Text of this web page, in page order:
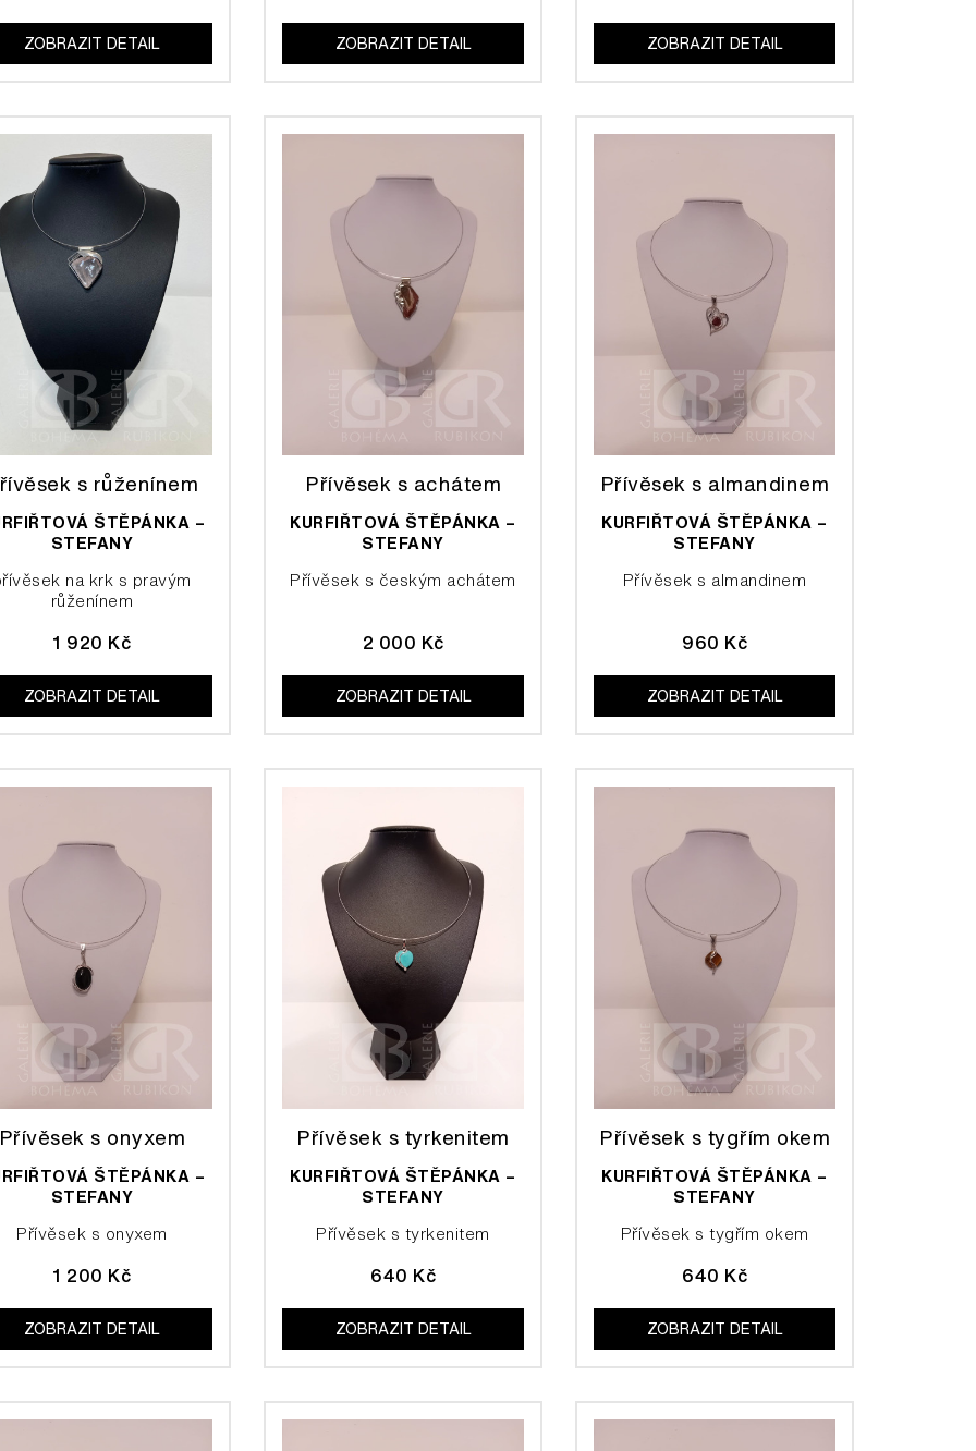
ZOBRAZIT DETAIL ZOBRAZIT DETAIL ZOBRAZIT DETAIL
s růženínem
ŠTĚPÁNKA –
STEFANY
na krk s pravým
růženínem
1 920 Kč
ZOBRAZIT DETAIL
Přívěsek s achátem
KURFIŘTOVÁ ŠTĚPÁNKA –
STEFANY
Přívěsek s českým achátem
2 000 Kč
ZOBRAZIT DETAIL
Přívěsek s almandinem
KURFIŘTOVÁ ŠTĚPÁNKA –
STEFANY
Přívěsek s almandinem
960 Kč
ZOBRAZIT DETAIL
s onyxem
ŠTĚPÁNKA –
STEFANY
Přívěsek s onyxem
1 200 Kč
ZOBRAZIT DETAIL
Přívěsek s tyrkenitem
KURFIŘTOVÁ ŠTĚPÁNKA –
STEFANY
Přívěsek s tyrkenitem
640 Kč
ZOBRAZIT DETAIL
Přívěsek s tygřím okem
KURFIŘTOVÁ ŠTĚPÁNKA –
STEFANY
Přívěsek s tygřím okem
640 Kč
ZOBRAZIT DETAIL